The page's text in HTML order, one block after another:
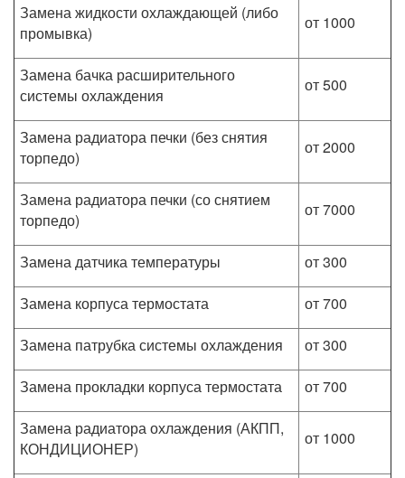
Замена жидкости охлаждающей (либо
промывка)
от 1000
Замена бачка расширительного
системы охлаждения
от 500
Замена радиатора печки (без снятия
торпедо)
от 2000
Замена радиатора печки (со снятием
торпедо)
от 7000
Замена датчика температуры
от 300
Замена корпуса термостата
от 700
Замена патрубка системы охлаждения
от 300
Замена прокладки корпуса термостата
от 700
Замена радиатора охлаждения (АКПП,
КОНДИЦИОНЕР)
от 1000